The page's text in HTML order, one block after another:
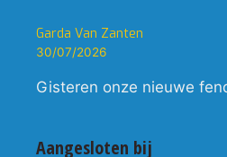
Garda Van Zanten
30/07/2026
Gisteren onze nieuwe
Aangesloten bij